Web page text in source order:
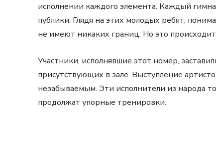
исполнении каждого элемента. Каждый
публики. Глядя на этих молодых ребят,
не имеют никаких границ. Но это
Участники, исполнявшие этот номер,
присутствующих в зале. Выступление
незабываемым. Эти исполнители из народа
продолжат упорные тренировки.